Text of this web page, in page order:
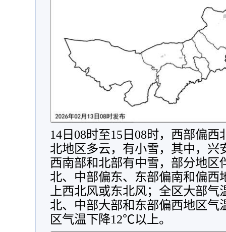
14日08时至15日08时，西部偏
北地区多云，有小雪，其中，兴
西南部和北部有中雪，部分地区
北、中部偏东、东部偏南和偏西
上西北风或东北风；全区大部
北、中部大部和东部偏西地区
区气温下降12℃以上。